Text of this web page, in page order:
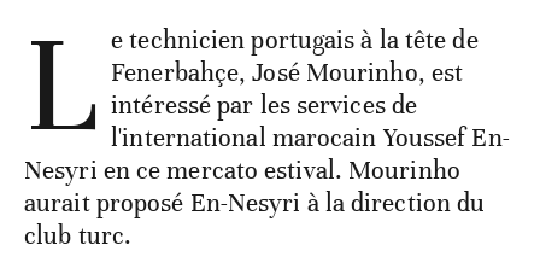
L e technicien portugais à la tête de
Fenerbahçe, José Mourinho, est
intéressé par les services de
l'international marocain Youssef En-
Nesyri en ce mercato estival. Mourinho
aurait proposé En-Nesyri à la direction du
club turc.